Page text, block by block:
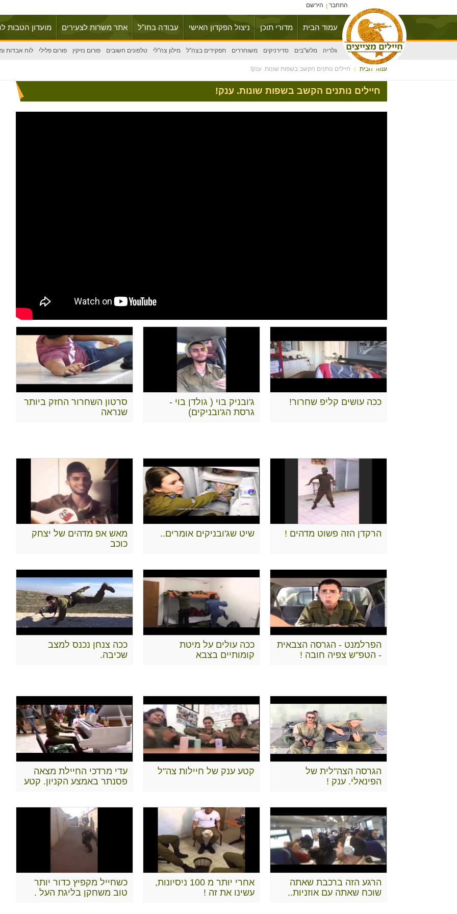
התחבר הירשם
עמוד הבית מדורי תוכן ניצול הפקדון האישי עבודה בחו"ל אתר משרות לצעירים מועדון הטבות
גלריה מלש"בים סדירניקים משוחררים תפקידים בצה"ל מילון צה"לי טלפונים חשובים פורום נזיקין פורום פלילי לוח אבדות
עמוד הבית חיילים נותנים הקשב בשפות שונות. ענק!
חיילים נותנים הקשב בשפות שונות. ענק!
ככה עושים קליפ שחרור!
ג'ובניק בוי ( גולדן בוי -
גרסת הג'ובניקים)
סרטון השחרור החזק ביותר
שנראה
הרקדן הזה פשוט מדהים ! שיט שג'ובניקים אומרים..
מאש אפ מדהים של יצחק
כוכב
הפרלמנט - הגרסה הצבאית
- הטפ"ש צפיה חובה !
ככה עולים על מיטת
קומותיים בצבא
ככה צנחן נכנס למצב
שכיבה.
הגרסה הצה"לית של
הפינאלי. ענק !
קטע ענק של חיילות צה"ל
עדי מרדכי החיילת מצאה
פסנתר באמצע הקניון. קטע
הרגע הזה ברכבת שאתה
שוכח שאתה עם אוזניות..
אחרי יותר מ 100 ניסיונות,
עשינו את זה !
כשחייל מקפיץ כדור יותר
טוב משחקן בליגת העל .